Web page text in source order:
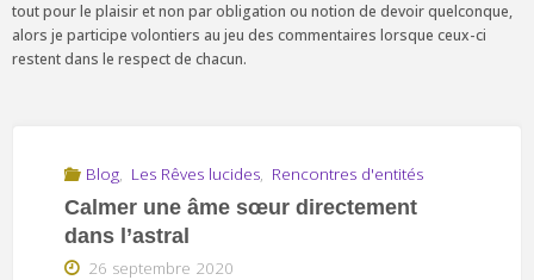
tout pour le plaisir et non par obligation ou notion de devoir quelconque,
alors je participe volontiers au jeu des commentaires lorsque ceux-ci
restent dans le respect de chacun.
Blog, Les Rêves lucides, Rencontres d'entités
Calmer une âme sœur directement
dans l’astral
26 septembre 2020